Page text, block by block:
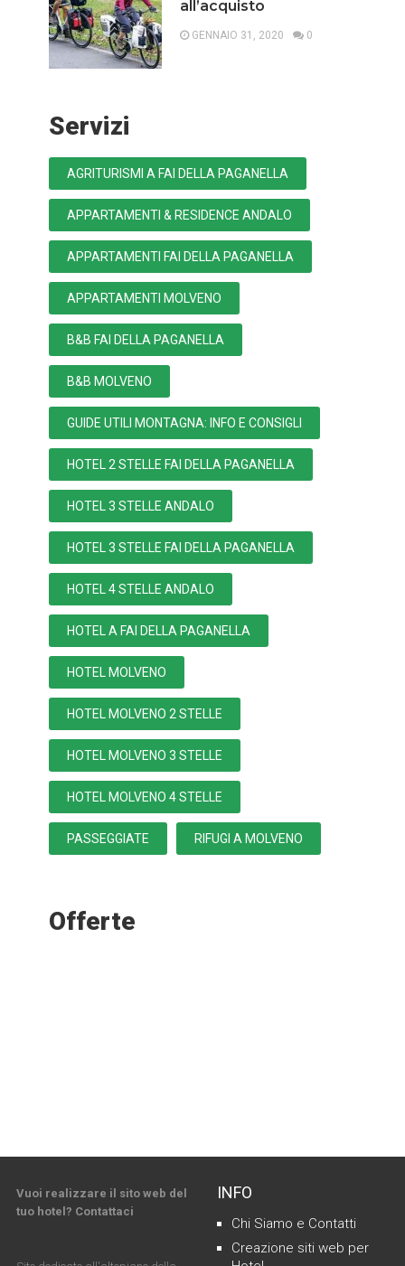
all’acquisto
GENNAIO 31, 2020 0
Servizi
AGRITURISMI A FAI DELLA PAGANELLA
APPARTAMENTI & RESIDENCE ANDALO
APPARTAMENTI FAI DELLA PAGANELLA
APPARTAMENTI MOLVENO
B&B FAI DELLA PAGANELLA
B&B MOLVENO
GUIDE UTILI MONTAGNA: INFO E CONSIGLI
HOTEL 2 STELLE FAI DELLA PAGANELLA
HOTEL 3 STELLE ANDALO
HOTEL 3 STELLE FAI DELLA PAGANELLA
HOTEL 4 STELLE ANDALO
HOTEL A FAI DELLA PAGANELLA
HOTEL MOLVENO
HOTEL MOLVENO 2 STELLE
HOTEL MOLVENO 3 STELLE
HOTEL MOLVENO 4 STELLE
PASSEGGIATE RIFUGI A MOLVENO
Offerte
Vuoi realizzare il sito web del
tuo hotel? Contattaci
INFO
Chi Siamo e Contatti
Creazione siti web per